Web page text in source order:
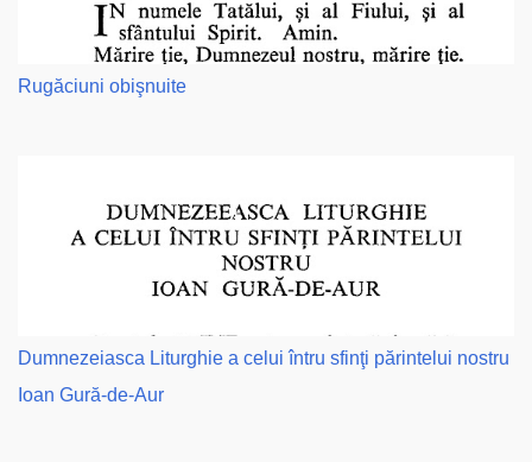
Rugăciuni obişnuite
Dumnezeiasca Liturghie a celui întru sfinţi părintelui nostru
Ioan Gură-de-Aur